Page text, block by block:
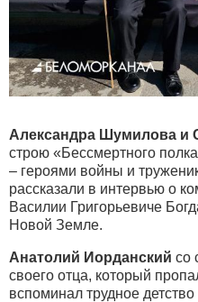
Александра Шумилова и
строю «Бессмертного
– героями войны и
рассказали в интервью о
Василии Григорьевиче
Новой Земле.
Анатолий Иорданский со
своего отца, который
вспоминал трудное